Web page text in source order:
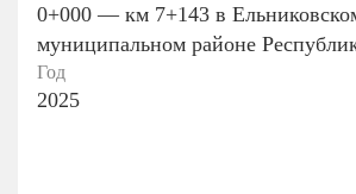
0+000 — км 7+143 в
муниципальном районе
Год
2025